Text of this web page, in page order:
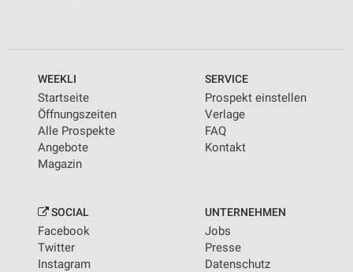
WEEKLI
Startseite
Öffnungszeiten
Alle Prospekte
Angebote
Magazin
SERVICE
Prospekt einstellen
Verlage
FAQ
Kontakt
SOCIAL
Facebook
Twitter
Instagram
UNTERNEHMEN
Jobs
Presse
Datenschutz